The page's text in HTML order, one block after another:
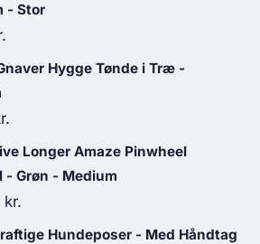
- Stor
aktuelle
er:
45.00 kr..
Hygge Tønde i Træ -
aktuelle
pris
er:
62.50 kr..
Longer Amaze Pinwheel
- Grøn - Medium
kr.
aktuelleHundeposer - Med Håndtag